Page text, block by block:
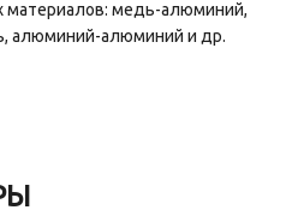
материалов: медь-алюминий,
алюминий-алюминий и др.